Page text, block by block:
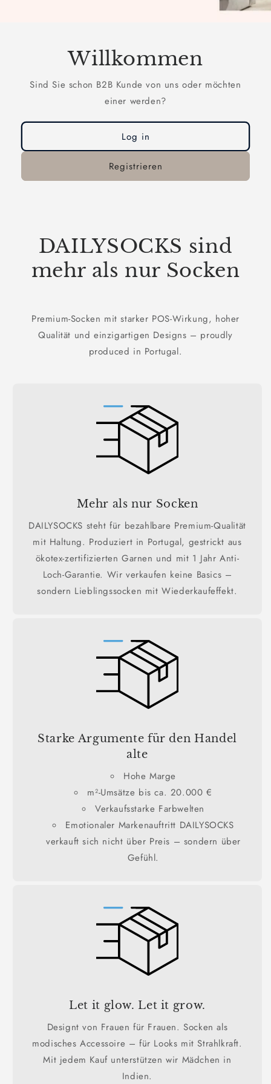
Willkommen
Sind Sie schon B2B Kunde von uns oder möchten
einer werden?
Log in
Registrieren
DAILYSOCKS sind
mehr als nur Socken
Premium-Socken mit starker POS-Wirkung, hoher
Qualität und einzigartigen Designs – proudly
produced in Portugal.
Mehr als nur Socken
DAILYSOCKS steht für bezahlbare Premium-Qualität
mit Haltung. Produziert in Portugal, gestrickt aus
ökotex-zertifizierten Garnen und mit 1 Jahr Anti-
Loch-Garantie. Wir verkaufen keine Basics –
sondern Lieblingssocken mit Wiederkaufeffekt.
Starke Argumente für den Handel
alte
Hohe Marge
m²-Umsätze bis ca. 20.000 €
Verkaufsstarke Farbwelten
Emotionaler Markenauftritt DAILYSOCKS
verkauft sich nicht über Preis – sondern über
Gefühl.
Let it glow. Let it grow.
Designt von Frauen für Frauen. Socken als
modisches Accessoire – für Looks mit Strahlkraft.
Mit jedem Kauf unterstützen wir Mädchen in
Indien.